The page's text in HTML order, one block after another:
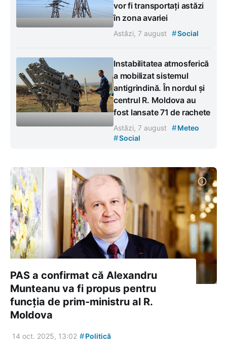
vor fi transportați astăzi
în zona avariei
Astăzi, 7 august #Social
Instabilitatea atmosferică
a mobilizat sistemul
antigrindină. În nordul și
centrul R. Moldova au
fost lansate 71 de rachete
Astăzi, 7 august #Meteo
#Social
PAS a confirmat că Alexandru
Munteanu va fi propus pentru
funcția de prim-ministru al R.
Moldova
14 oct. 2025, 13:02 #Politică